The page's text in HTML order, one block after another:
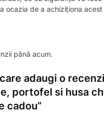
ocazia de a achiziționa
până acum.
adaugi o
portofel si husa
cadou”